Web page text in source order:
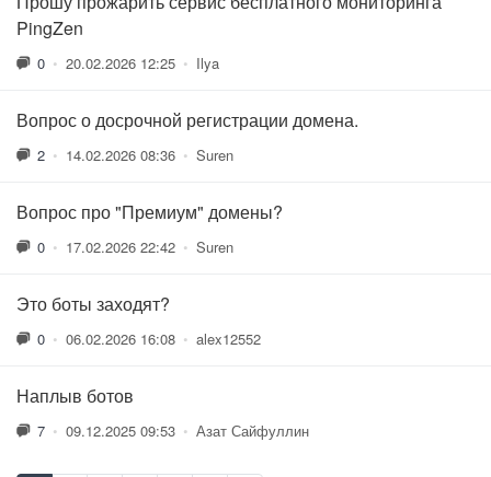
PingZen
0 • 20.02.2026 12:25 • Ilya
Вопрос о досрочной регистрации домена.
2 • 14.02.2026 08:36 • Suren
Вопрос про "Премиум" домены?
0 • 17.02.2026 22:42 • Suren
Это боты заходят?
0 • 06.02.2026 16:08 • alex12552
Наплыв ботов
7 • 09.12.2025 09:53 • Азат Сайфуллин